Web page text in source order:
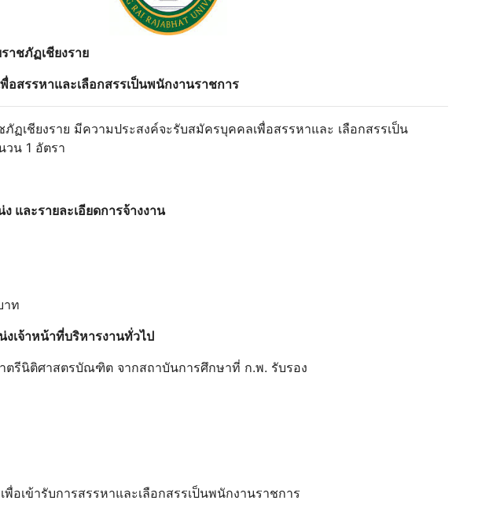
าชภัฏเชียงราย
อสรรหาและเลือกสรรเป็นพนักงานราชการ
ฏเชียงราย มีความประสงค์จะรับสมัครบุคคลเพื่อสรรหาและ เลือกสรรเป็น
วน 1 อัตรา
และรายละเอียดการจ้างงาน
าท
เจ้าหน้าที่บริหารงานทั่วไป
ตรีนิติศาสตรบัณฑิต จากสถาบันการศึกษาที่ ก.พ. รับรอง
อเข้ารับการสรรหาและเลือกสรรเป็นพนักงานราชการ